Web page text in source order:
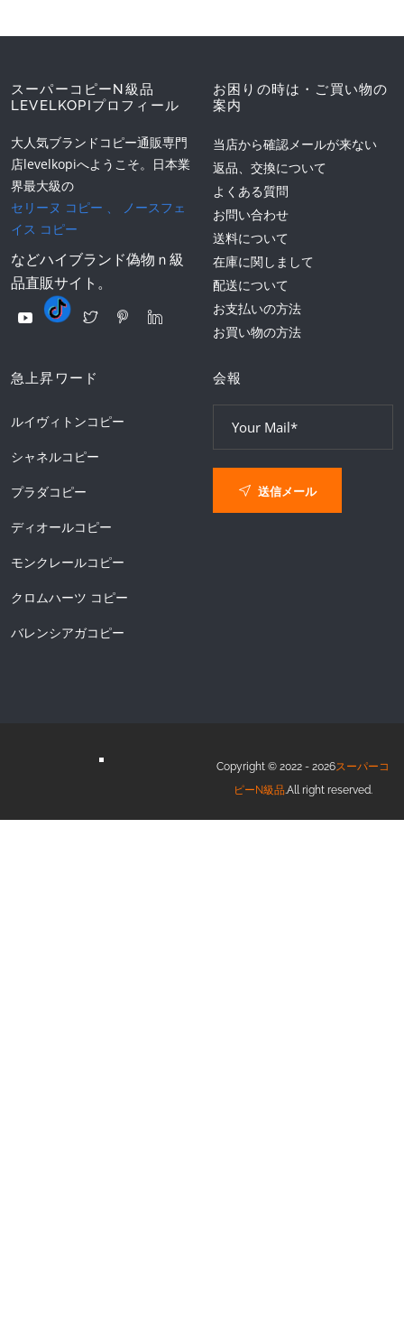
スーパーコピーN級品
LEVELKOPIプロフィール
大人気ブランドコピー通販専門
店levelkopiへようこそ。日本業
界最大級の
セリーヌ コピー 、
ノースフェ
イス コピー
などハイブランド偽物ｎ級
品直販サイト。
お困りの時は・ご買い物の
案内
当店から確認メールが来ない
返品、交換について
よくある質問
お問い合わせ
送料について
在庫に関しまして
配送について
お支払いの方法
お買い物の方法
急上昇ワード
ルイヴィトンコピー
シャネルコピー
プラダコピー
ディオールコピー
モンクレールコピー
クロムハーツ コピー
バレンシアガコピー
会報
送信メール
Copyright © 2022 - 2026スーパーコ
ピーN級品.All right reserved.